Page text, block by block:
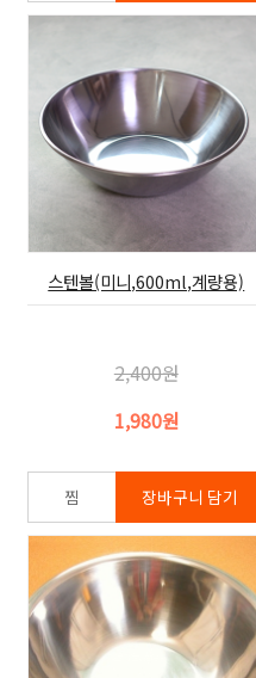
스텐볼(미니,600ml,계량용)
2,400원
1,980원